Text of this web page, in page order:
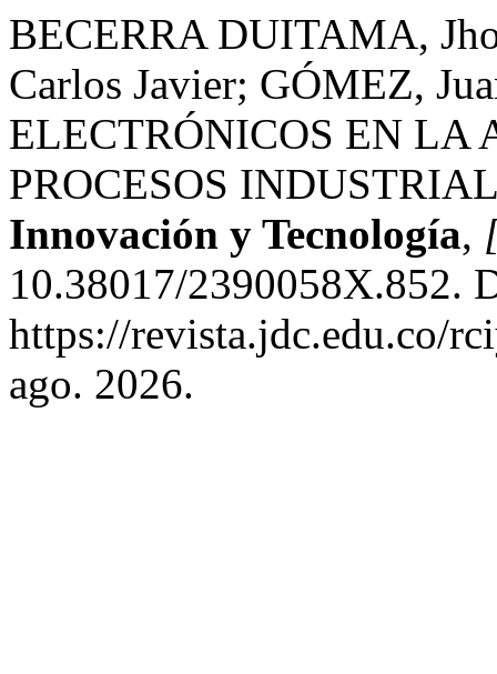
BECERRA DUITAMA,
Carlos Javier; GÓMEZ,
ELECTRÓNICOS EN LA
PROCESOS
Innovación y Tecnología,
10.38017/2390058X.852.
https://revista.jdc.edu.co/
ago. 2026.